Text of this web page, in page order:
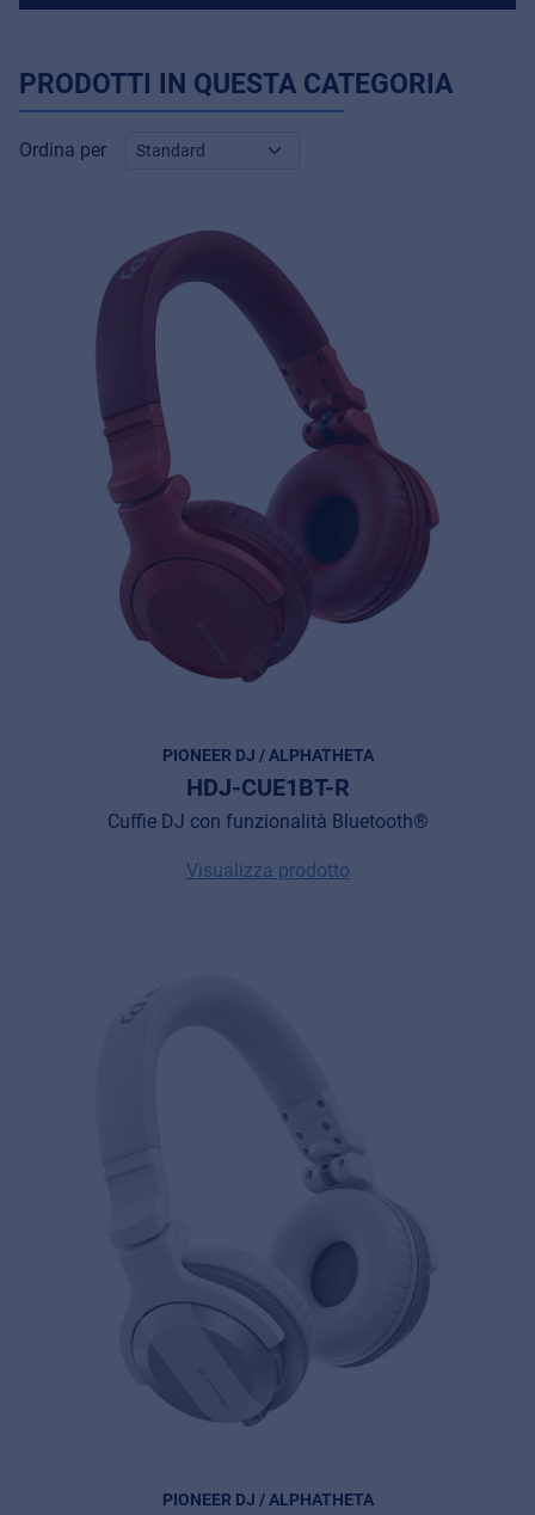
PRODOTTI IN QUESTA CATEGORIA
Ordina per
PIONEER DJ / ALPHATHETA
HDJ-CUE1BT-R
Cuffie DJ con funzionalità Bluetooth®
Visualizza prodotto
PIONEER DJ / ALPHATHETA